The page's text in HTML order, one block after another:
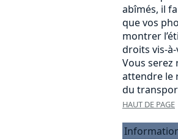
abîmés, il
que vos
montrer
droits vis-
Vous serez
attendre le
du
HAUT DE PAGE